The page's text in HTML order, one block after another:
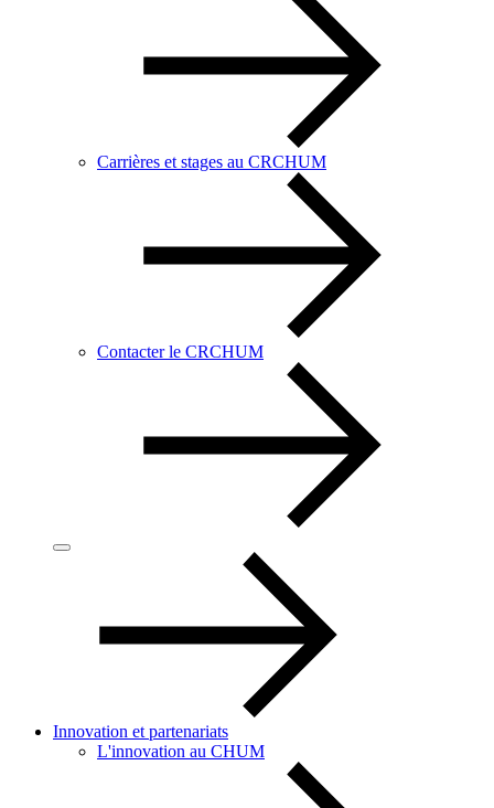
Carrières et stages au CRCHUM
Contacter le CRCHUM
Innovation et partenariats
L'innovation au CHUM